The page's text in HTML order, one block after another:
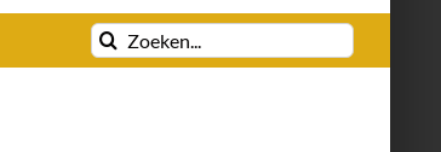
Zoeken
naar: